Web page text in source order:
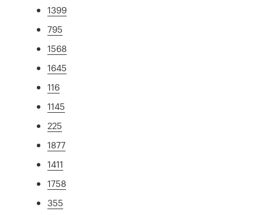
1399
795
1568
1645
116
1145
225
1877
1411
1758
355